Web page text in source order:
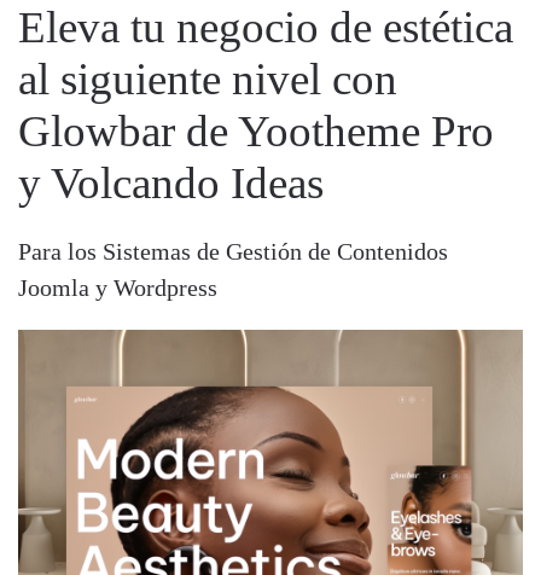
Eleva tu negocio de estética
al siguiente nivel con
Glowbar de Yootheme Pro
y Volcando Ideas
Para los Sistemas de Gestión de Contenidos
Joomla y Wordpress